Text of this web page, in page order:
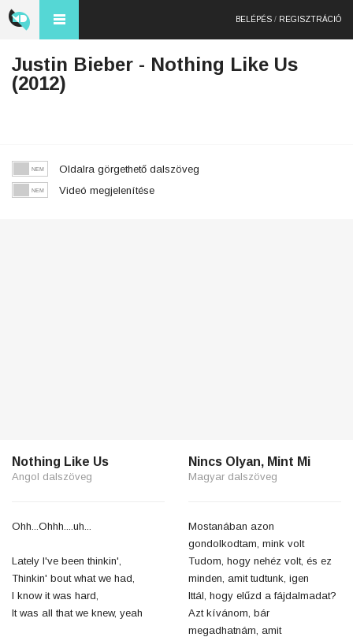
BELÉPÉS / REGISZTRÁCIÓ
Justin Bieber - Nothing Like Us
(2012)
Oldalra görgethető dalszöveg
Videó megjelenítése
Nothing Like Us
Angol dalszöveg
Ohh...Ohhh....uh...
Lately I've been thinkin',
Thinkin' bout what we had,
I know it was hard,
It was all that we knew, yeah
Nincs Olyan, Mint Mi
Magyar dalszöveg
Mostanában azon
gondolkodtam, mink volt
Tudom, hogy nehéz volt, és ez
minden, amit tudtunk, igen
Ittál, hogy elűzd a fájdalmadat?
Azt kívánom, bár
megadhatnám, amit